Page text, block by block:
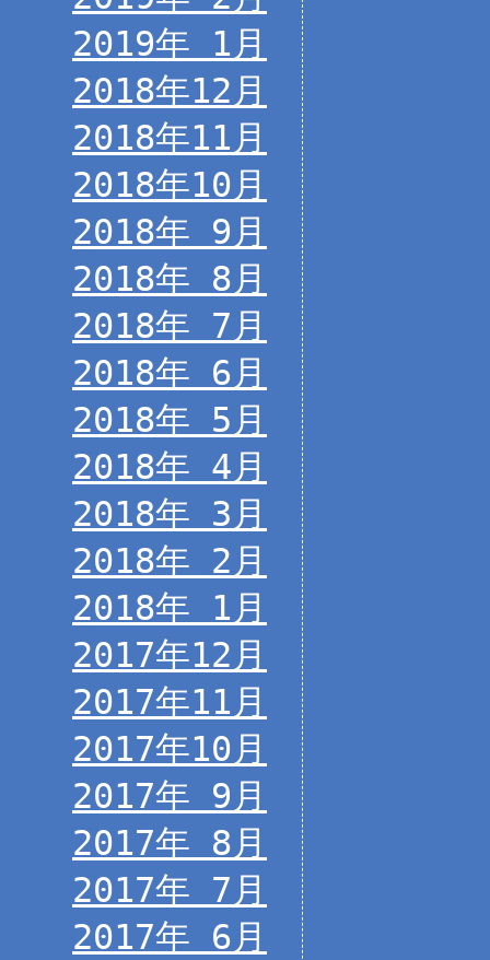
2019年 1月
2018年12月
2018年11月
2018年10月
2018年 9月
2018年 8月
2018年 7月
2018年 6月
2018年 5月
2018年 4月
2018年 3月
2018年 2月
2018年 1月
2017年12月
2017年11月
2017年10月
2017年 9月
2017年 8月
2017年 7月
2017年 6月